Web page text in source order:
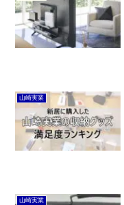
山崎実業
山崎実業